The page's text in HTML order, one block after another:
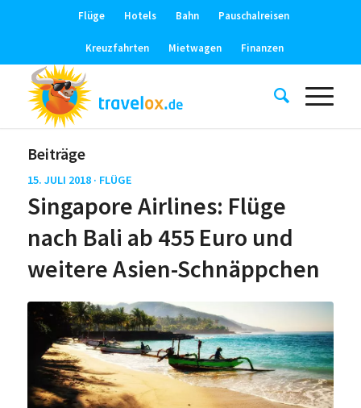
Flüge Hotels Bahn Pauschalreisen
Kreuzfahrten Mietwagen Finanzen
Beiträge
15. JULI 2018 · FLÜGE
Singapore Airlines: Flüge
nach Bali ab 455 Euro und
weitere Asien-Schnäppchen